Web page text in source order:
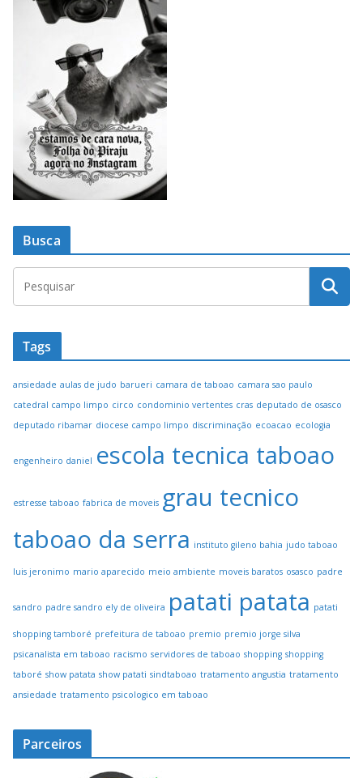
Busca
Tags
ansiedade aulas de judo barueri camara de taboao camara sao paulo
catedral campo limpo circo condominio vertentes cras deputado de osasco
deputado ribamar diocese campo limpo discriminação ecoacao ecologia
engenheiro daniel escola tecnica taboao
estresse taboao fabrica de moveis grau tecnico
taboao da serra instituto gileno bahia judo taboao
luis jeronimo mario aparecido meio ambiente moveis baratos osasco padre
sandro padre sandro ely de oliveira patati patata patati
shopping tamboré prefeitura de taboao premio premio jorge silva
psicanalista em taboao racismo servidores de taboao shopping shopping
taboré show patata show patati sindtaboao tratamento angustia tratamento
ansiedade tratamento psicologico em taboao
Parceiros